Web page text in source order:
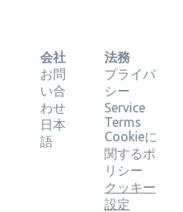
会社
お問
い合
わせ
日本
語
法務
プライバ
シー
Service
Terms
Cookieに
関するポ
リシー
クッキー
設定